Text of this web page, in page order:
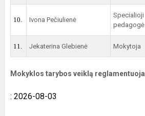
10. Ivona Pečiulienė
Specialioji
pedagogė
11. Jekaterina Glebienė Mokytoja
Mokyklos tarybos veiklą reglamentuoja
: 2026-08-03